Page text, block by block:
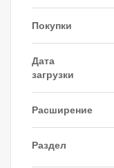
Покупки
Дата
загрузки
Расширение
Раздел